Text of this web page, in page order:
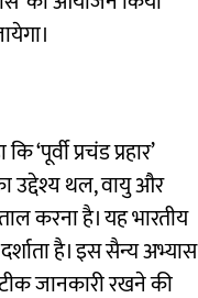
प्रचंड प्रहार’
उद्देश्य थल, वायु और
करना है। यह भारतीय
है। इस सैन्य अभ्यास
जानकारी रखने की